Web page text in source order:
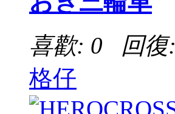
喜歡: 0 回復:
格仔